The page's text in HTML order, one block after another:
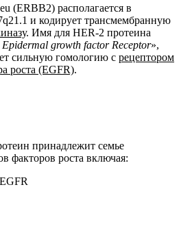
(ERBB2) располагается в
и кодирует трансмембранную
. Имя для HER-2 протеина
Epidermal growth factor Receptor»,
сильную гомологию с рецептором
роста (EGFR).
принадлежит семье
факторов роста включая: